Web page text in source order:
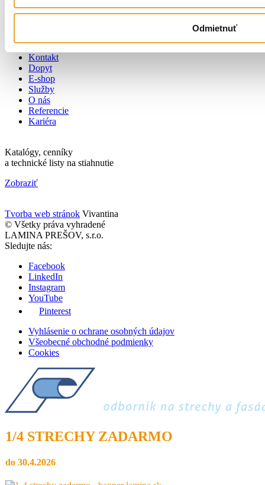
Odmietnuť
Blog
FAQ
Kontakt
Dopyt
E-shop
Služby
O nás
Referencie
Kariéra
Katalógy, cenníky
a technické listy na stiahnutie
Zobraziť
Tvorba web stránok Vivantina
© Všetky práva vyhradené
LAMINA PREŠOV, s.r.o.
Sledujte nás:
Facebook
LinkedIn
Instagram
YouTube
Pinterest
Vyhlásenie o ochrane osobných údajov
Všeobecné obchodné podmienky
Cookies
1/4 STRECHY ZADARMO
do 30.4.2026